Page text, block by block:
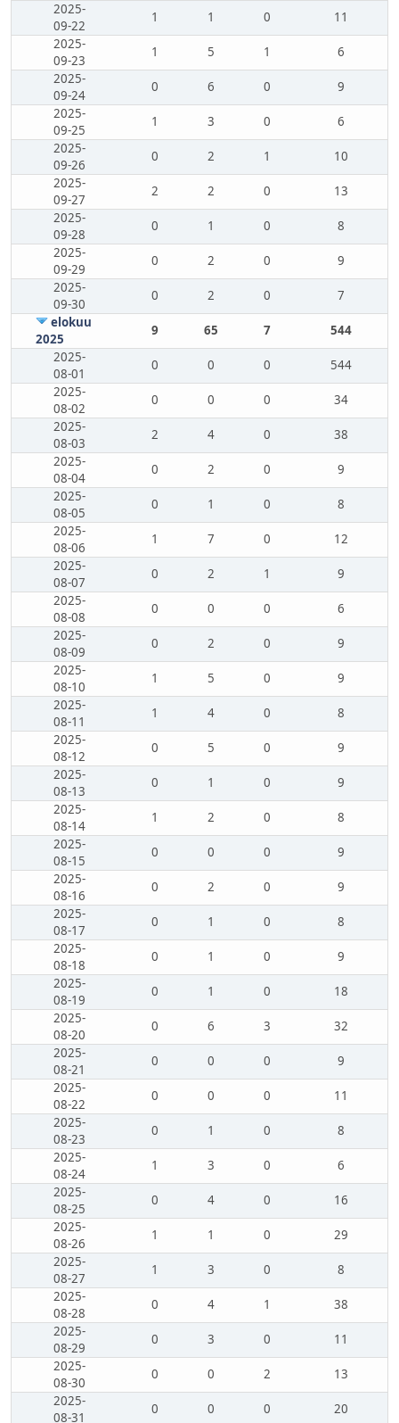
2025-
09-22
1 1 0
11
2025-
09-23
1 5 1
6
2025-
09-24
0 6 0
9
2025-
09-25
1 3 0
6
2025-
09-26
0 2 1
10
2025-
09-27
2 2 0
13
2025-
09-28
0 1 0
8
2025-
09-29
0 2 0
9
2025-
09-30
0 2 0
7
elokuu
2025
9 65 7
544
2025-
08-01
0 0 0
544
2025-
08-02
0 0 0
34
2025-
08-03
2 4 0
38
2025-
08-04
0 2 0
9
2025-
08-05
0 1 0
8
2025-
08-06
1 7 0
12
2025-
08-07
0 2 1
9
2025-
08-08
0 0 0
6
2025-
08-09
0 2 0
9
2025-
08-10
1 5 0
9
2025-
08-11
1 4 0
8
2025-
08-12
0 5 0
9
2025-
08-13
0 1 0
9
2025-
08-14
1 2 0
8
2025-
08-15
0 0 0
9
2025-
08-16
0 2 0
9
2025-
08-17
0 1 0
8
2025-
08-18
0 1 0
9
2025-
08-19
0 1 0
18
2025-
08-20
0 6 3
32
2025-
08-21
0 0 0
9
2025-
08-22
0 0 0
11
2025-
08-23
0 1 0
8
2025-
08-24
1 3 0
6
2025-
08-25
0 4 0
16
2025-
08-26
1 1 0
29
2025-
08-27
1 3 0
8
2025-
08-28
0 4 1
38
2025-
08-29
0 3 0
11
2025-
08-30
0 0 2
13
2025-
08-31
0 0 0 20